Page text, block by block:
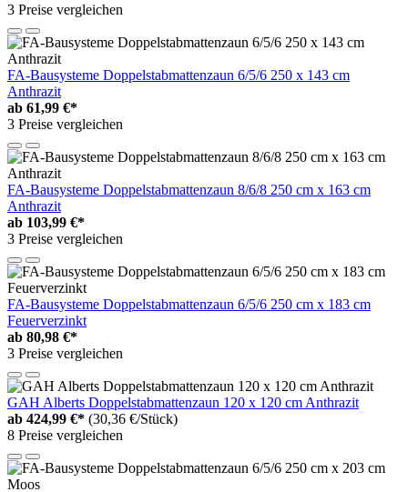
3 Preise vergleichen
FA-Bausysteme Doppelstabmattenzaun 6/5/6 250 x 143 cm
Anthrazit
ab 61,99 €*
3 Preise vergleichen
FA-Bausysteme Doppelstabmattenzaun 8/6/8 250 cm x 163 cm
Anthrazit
ab 103,99 €*
3 Preise vergleichen
FA-Bausysteme Doppelstabmattenzaun 6/5/6 250 cm x 183 cm
Feuerverzinkt
ab 80,98 €*
3 Preise vergleichen
GAH Alberts Doppelstabmattenzaun 120 x 120 cm Anthrazit
ab 424,99 €* (30,36 €/Stück)
8 Preise vergleichen